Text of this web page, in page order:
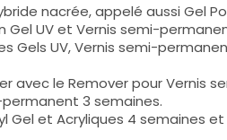
nacrée, appelé aussi Gel
UV et Vernis semi-
Gels UV, Vernis semi-
avec le Remover pour Vernis
3 semaines.
Gel et Acryliques 4 semaines et